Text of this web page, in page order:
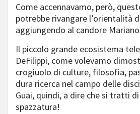
Come accennavamo, però,
potrebbe rivangare l’orientalità
aggiungendo al candore
Il piccolo grande ecosistema
DeFilippi, come volevamo
crogiuolo di culture, filosofia,
dura ricerca nel campo delle
Guai, quindi, a dire che si tratti
spazzatura!